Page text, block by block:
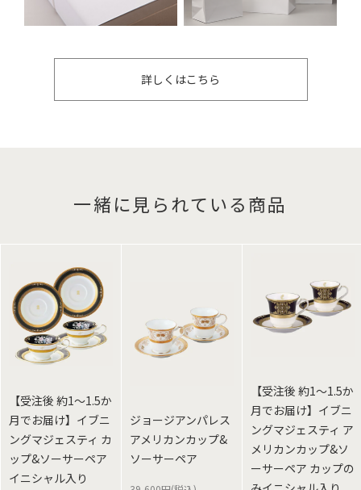
詳しくはこちら
一緒に見られている商品
【受注後 約1～1.5か
月でお届け】イブニ
ングマジェスティ カ
ップ&ソーサーペア
イニシャル入り
ジョージアンパレス
アメリカンカップ&
ソーサーペア
【受注後 約1～1.5か
月でお届け】イブニ
ングマジェスティ ア
メリカンカップ&ソ
ーサーペア カップの